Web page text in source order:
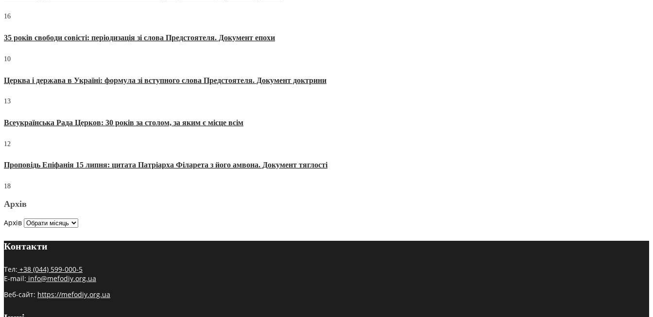
16
35 років свободи совісті: періодизація зі слова Предстоятеля. Документ епохи
10
Церква і держава в Україні: формула зі вступного слова Предстоятеля. Документ доктрини
13
Всеукраїнська Рада Церков: 30 років за столом, за яким є місце всім
12
Проповідь Епіфанія 15 липня: цитата Патріарха Філарета з його амвона. Документ тяглості
18
Архів
Архів
Контакти
Тел: +38 (044) 599-000-5
E-mail: info@mefodiy.org.ua
Веб-сайт: https://mefodiy.org.ua